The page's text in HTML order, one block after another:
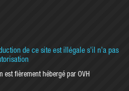
de ce site est illégale s'il n'a pas
est fièrement hébergé par OVH